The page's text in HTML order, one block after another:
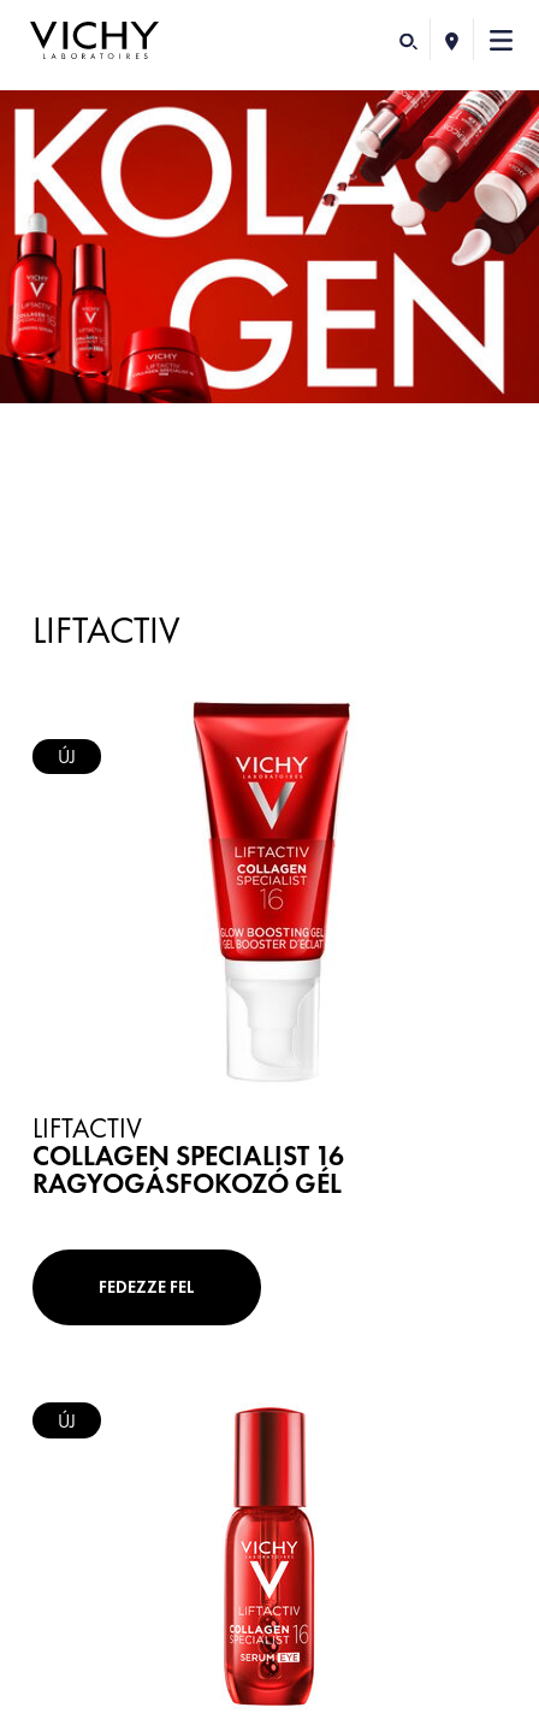
LIFTACTIV
ÚJ
LIFTACTIV
COLLAGEN SPECIALIST 16
RAGYOGÁSFOKOZÓ GÉL
FEDEZZE FEL
ÚJ